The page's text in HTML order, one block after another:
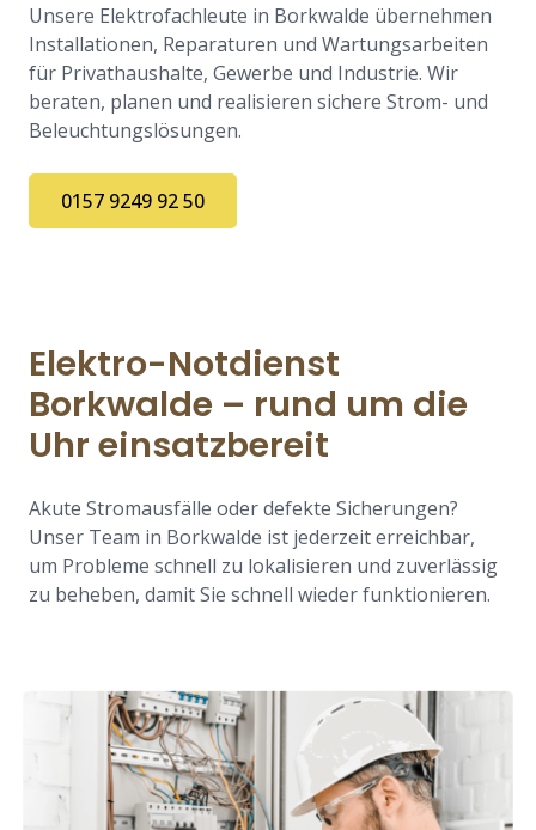
Unsere Elektrofachleute in Borkwalde übernehmen
Installationen, Reparaturen und Wartungsarbeiten
für Privathaushalte, Gewerbe und Industrie. Wir
beraten, planen und realisieren sichere Strom- und
Beleuchtungslösungen.
0157 9249 92 50
Elektro-Notdienst
Borkwalde – rund um die
Uhr einsatzbereit
Akute Stromausfälle oder defekte Sicherungen?
Unser Team in Borkwalde ist jederzeit erreichbar,
um Probleme schnell zu lokalisieren und zuverlässig
zu beheben, damit Sie schnell wieder funktionieren.